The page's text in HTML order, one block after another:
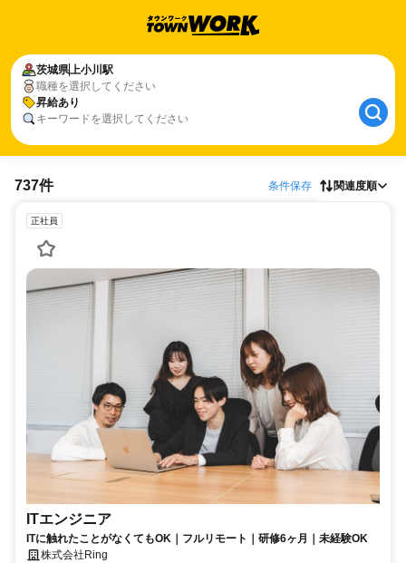
茨城県上小川駅
職種を選択してください
昇給あり
キーワードを選択してください
737件 条件保存 関連度順
正社員
ITエンジニア
ITに触れたことがなくてもOK｜フルリモート｜研修6ヶ月｜未経験OK
株式会社Ring